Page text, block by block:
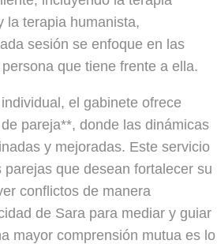
la terapia humanista,
sesión se enfoque en las
que tiene frente a ella.
el gabinete ofrece
pareja**, donde las dinámicas
y mejoradas. Este servicio
que desean fortalecer su
conflictos de manera
de Sara para mediar y guiar
mayor comprensión mutua es lo